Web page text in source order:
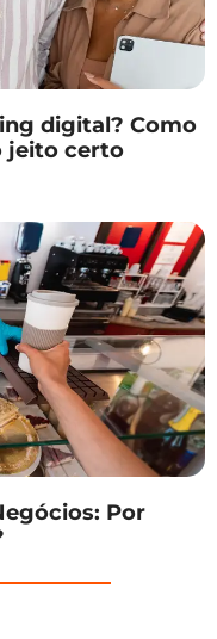
digital? Como
jeito certo
Por